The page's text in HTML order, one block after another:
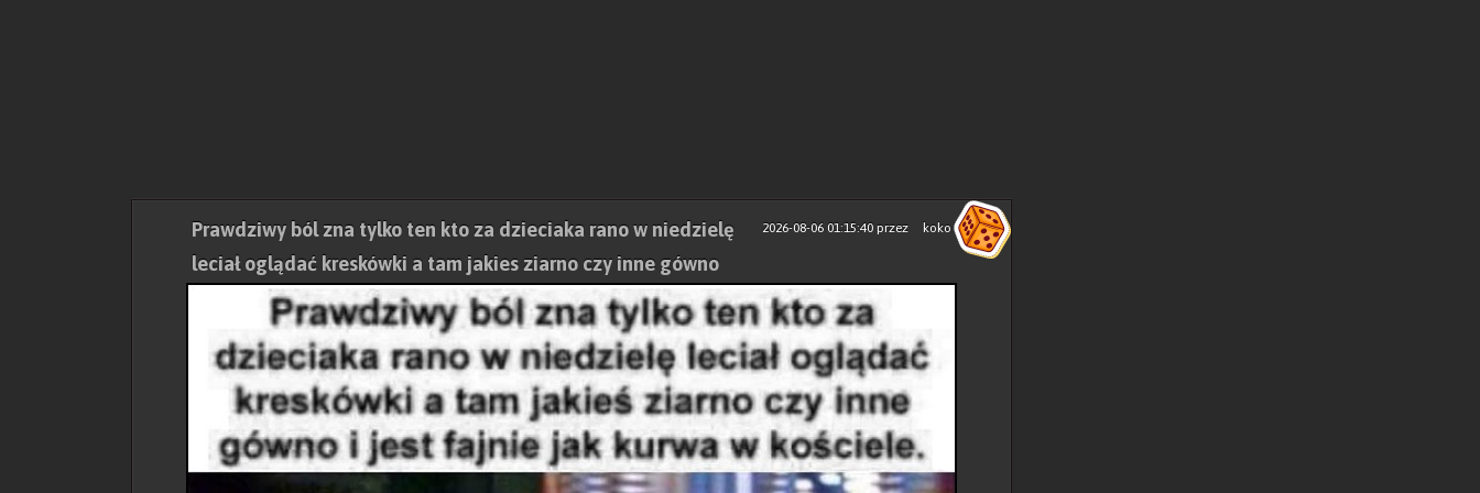
2026-08-06 01:15:40przez koko
Prawdziwy ból zna tylko ten kto za dzieciaka rano w niedzielę
leciał oglądać kreskówki a tam jakies ziarno czy inne gówno